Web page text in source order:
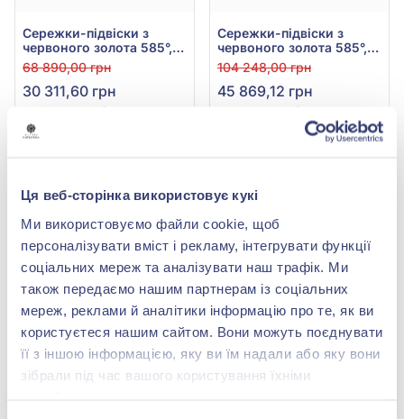
Ця веб-сторінка використовує кукі
Ми використовуємо файли cookie, щоб
персоналізувати вміст і рекламу, інтегрувати функції
соціальних мереж та аналізувати наш трафік. Ми
також передаємо нашим партнерам із соціальних
мереж, реклами й аналітики інформацію про те, як ви
користуєтеся нашим сайтом. Вони можуть поєднувати
її з іншою інформацією, яку ви їм надали або яку вони
зібрали під час вашого користування їхніми
Сережки-підвіски з
червоного золота 585°,
арт. 400307
68 890,00 грн
30 311,60 грн
(арт. 400307)
Сережки-підвіски з
червоного золота 585°,
б/в, арт. 470676
104 248,00 грн
45 869,12 грн
(арт. 470676)
-56%
Сережки-підвіски
Сережки «Квіти» з